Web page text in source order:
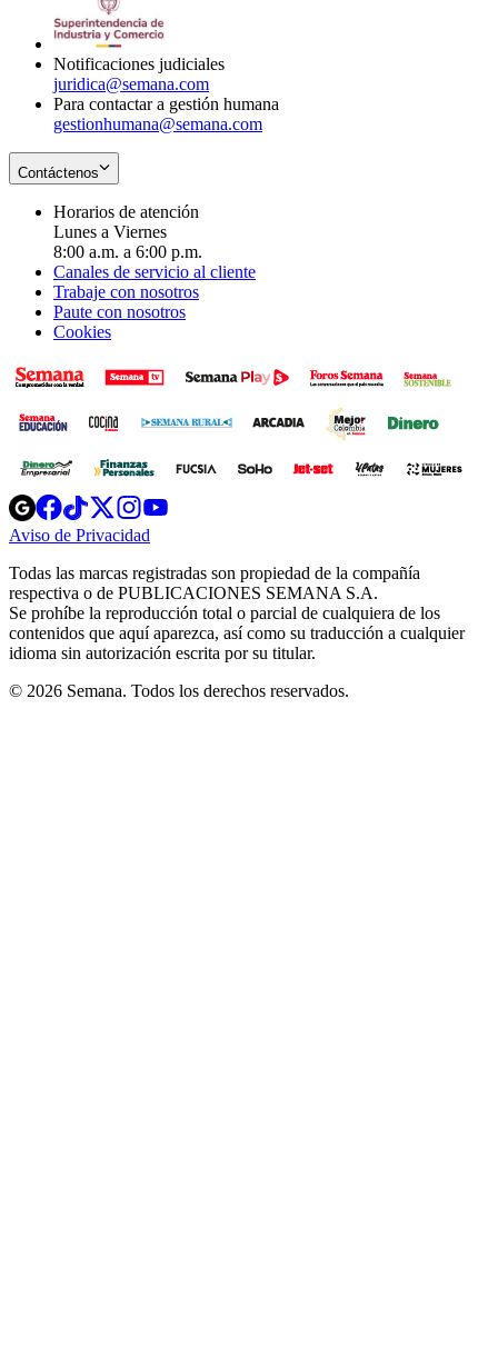
Notificaciones judiciales
juridica@semana.com
Para contactar a gestión humana
gestionhumana@semana.com
Contáctenos
Horarios de atención
Lunes a Viernes
8:00 a.m. a 6:00 p.m.
Canales de servicio al cliente
Trabaje con nosotros
Paute con nosotros
Cookies
Opens
in
new
Opens
in
new
Opens
in
new
window
Opens
new
windowwindow
Aviso de Privacidad
new
window
Todas las marcas registradas son propiedad de la compañía
respectiva o de PUBLICACIONES SEMANA S.A.
Se prohíbe la reproducción total o parcial de cualquiera de los
contenidos que aquí aparezca, así como su traducción a cualquier
idioma sin autorización escrita por su titular.
© 2026 Semana. Todos los derechos reservados.